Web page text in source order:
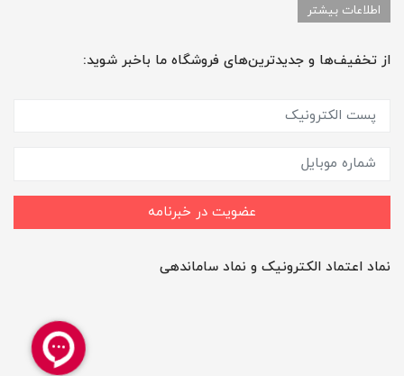
اطلاعات بیشتر
از تخفیف‌ها و جدیدترین‌های فروشگاه ما باخبر شوید:
عضویت در خبرنامه
نماد اعتماد الکترونیک و نماد ساماندهی